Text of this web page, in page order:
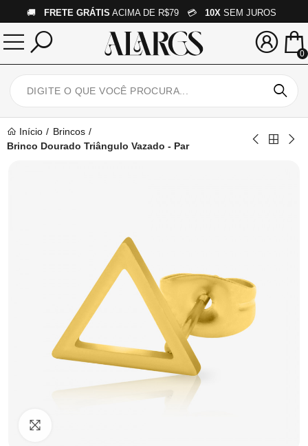
🚚 FRETE GRÁTIS ACIMA DE R$79 💳 10X SEM JUROS
0
Início
Brincos
Brinco Dourado Triângulo Vazado - Par